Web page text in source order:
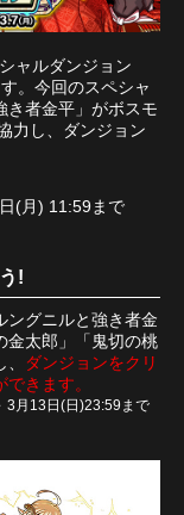
ャルダンジョン
。今回のスペシャ
き者金平」がボスモ
力し、ダンジョン
(月) 11:59まで
!
ングニルと強き者金
金太郎」「鬼切の桃
ダンジョンをクリ
きます。
3月13日(日)23:59まで